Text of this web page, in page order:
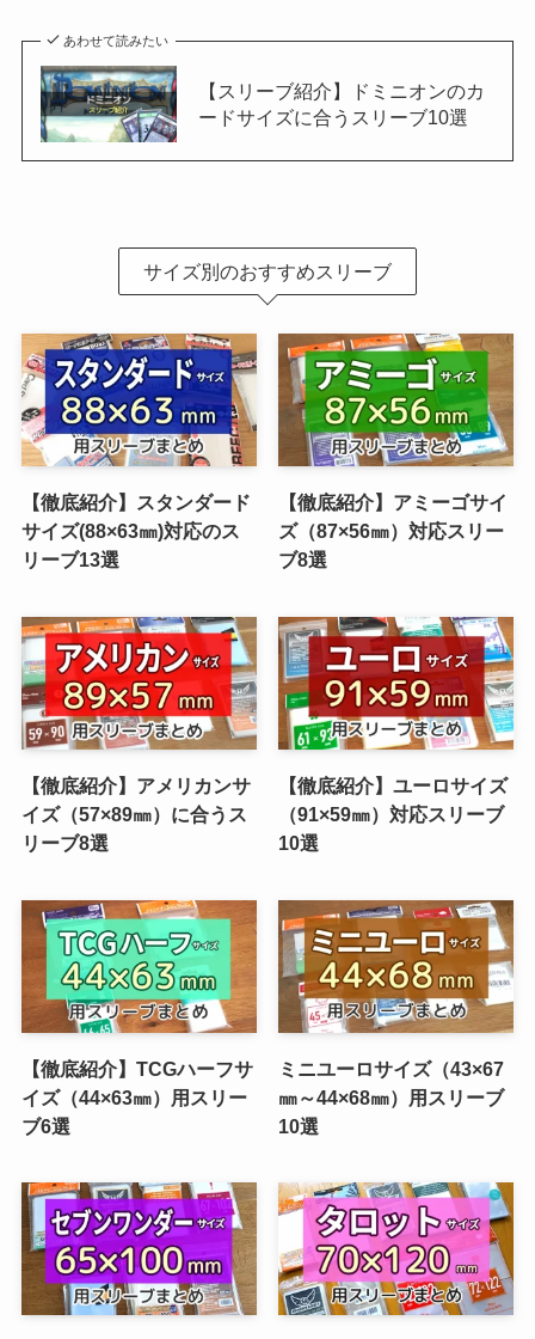
あわせて読みたい
【スリーブ紹介】ドミニオンのカ
ードサイズに合うスリーブ10選
サイズ別のおすすめスリーブ
【徹底紹介】スタンダード
サイズ(88×63㎜)対応のス
リーブ13選
【徹底紹介】アミーゴサイ
ズ（87×56㎜）対応スリー
ブ8選
【徹底紹介】アメリカンサ
イズ（57×89㎜）に合うス
リーブ8選
【徹底紹介】ユーロサイズ
（91×59㎜）対応スリーブ
10選
【徹底紹介】TCGハーフサ
イズ（44×63㎜）用スリー
ブ6選
ミニユーロサイズ（43×67
㎜～44×68㎜）用スリーブ
10選